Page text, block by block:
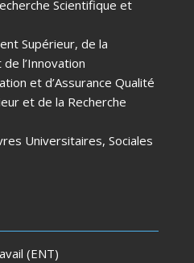
Scientifique et
Supérieur, de la
l’Innovation
et d’Assurance Qualité
et de la Recherche
Universitaires, Sociales
(ENT)